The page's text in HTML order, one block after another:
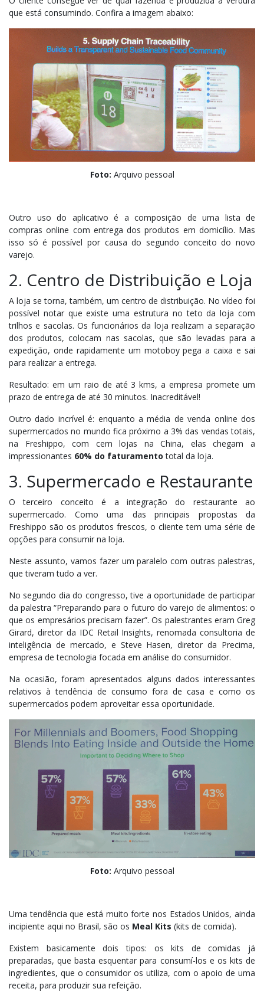
que está consumindo. Confira a imagem abaixo:
Foto: Arquivo pessoal
Outro uso do aplicativo é a composição de uma lista de
compras online com entrega dos produtos em domicílio. Mas
isso só é possível por causa do segundo conceito do novo
varejo.
2. Centro de Distribuição e Loja
A loja se torna, também, um centro de distribuição. No vídeo foi
possível notar que existe uma estrutura no teto da loja com
trilhos e sacolas. Os funcionários da loja realizam a separação
dos produtos, colocam nas sacolas, que são levadas para a
expedição, onde rapidamente um motoboy pega a caixa e sai
para realizar a entrega.
Resultado: em um raio de até 3 kms, a empresa promete um
prazo de entrega de até 30 minutos. Inacreditável!
Outro dado incrível é: enquanto a média de venda online dos
supermercados no mundo fica próximo a 3% das vendas totais,
na Freshippo, com cem lojas na China, elas chegam a
impressionantes 60% do faturamento total da loja.
3. Supermercado e Restaurante
O terceiro conceito é a integração do restaurante ao
supermercado. Como uma das principais propostas da
Freshippo são os produtos frescos, o cliente tem uma série de
opções para consumir na loja.
Neste assunto, vamos fazer um paralelo com outras palestras,
que tiveram tudo a ver.
No segundo dia do congresso, tive a oportunidade de participar
da palestra “Preparando para o futuro do varejo de alimentos: o
que os empresários precisam fazer”. Os palestrantes eram Greg
Girard, diretor da IDC Retail Insights, renomada consultoria de
inteligência de mercado, e Steve Hasen, diretor da Precima,
empresa de tecnologia focada em análise do consumidor.
Na ocasião, foram apresentados alguns dados interessantes
relativos à tendência de consumo fora de casa e como os
supermercados podem aproveitar essa oportunidade.
Foto: Arquivo pessoal
Uma tendência que está muito forte nos Estados Unidos, ainda
incipiente aqui no Brasil, são os Meal Kits (kits de comida).
Existem basicamente dois tipos: os kits de comidas já
preparadas, que basta esquentar para consumí-los e os kits de
ingredientes, que o consumidor os utiliza, com o apoio de uma
receita, para produzir sua refeição.